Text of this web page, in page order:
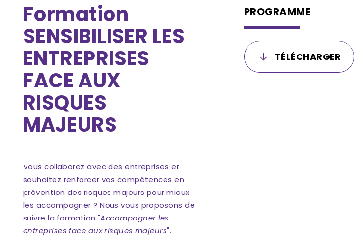
Formation
SENSIBILISER LES
ENTREPRISES
FACE AUX
RISQUES
MAJEURS
Vous collaborez avec des entreprises et
souhaitez renforcer vos compétences en
prévention des risques majeurs pour mieux
les accompagner ? Nous vous proposons de
suivre la formation "Accompagner les
entreprises face aux risques majeurs".
PROGRAMME
TÉLÉCHARGER